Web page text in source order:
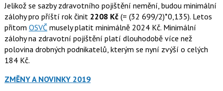
Jelikož se sazby zdravotního pojištění nemění, budou minimální
zálohy pro příští rok činit 2208 Kč(= (32 699/2)*0,135). Letos
přitom OSVČmusely platit minimálně 2024 Kč. Minimální
zálohy na zdravotní pojištění platí dlouhodobě více než
polovina drobných podnikatelů, kterým se nyní zvýší o celých
184 Kč.
ZMĚNY A NOVINKY 2019